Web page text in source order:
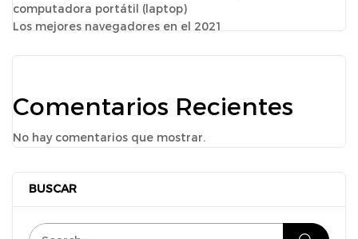
computadora portátil (laptop)
Los mejores navegadores en el 2021
Comentarios Recientes
No hay comentarios que mostrar.
BUSCAR